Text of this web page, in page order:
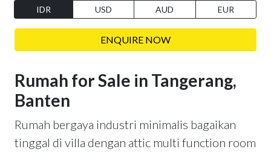
IDR USD AUD EUR
ENQUIRE NOW
Rumah for Sale in Tangerang,
Banten
Rumah bergaya industri minimalis bagaikan
tinggal di villa dengan attic multi function room